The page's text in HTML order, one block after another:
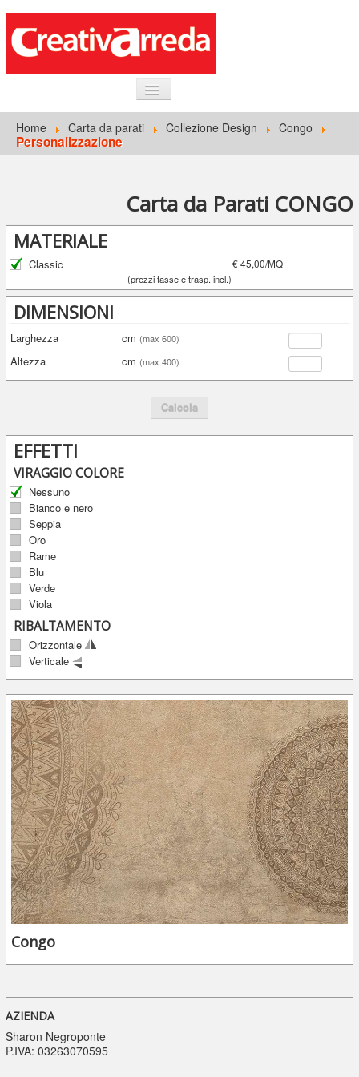
HOME
INFORMAZIONI GENERALI
Home Carta da parati Collezione Design Congo
Personalizzazione
Carta da Parati CONGO
MATERIALE
Classic € 45,00/MQ
(prezzi tasse e trasp. incl.)
DIMENSIONI
Larghezza cm (max 600)
Altezza cm (max 400)
Calcola
EFFETTI
VIRAGGIO COLORE
Nessuno
Bianco e nero
Seppia
Oro
Rame
Blu
Verde
Viola
RIBALTAMENTO
Orizzontale
Verticale
Congo
AZIENDA
Sharon Negroponte
P.IVA: 03263070595